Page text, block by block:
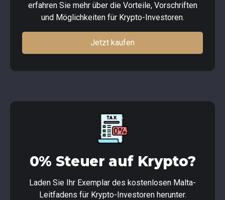
erfahren Sie mehr über die Vorteile, Vorschriften
und Möglichkeiten für Krypto-Investoren.
Jetzt kaufen
0% Steuer auf Krypto?
Laden Sie Ihr Exemplar des kostenlosen Malta-
Leitfadens für Krypto-Investoren herunter.